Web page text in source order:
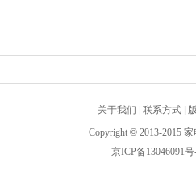
关于我们 联系方式
Copyright © 2013-2015
京ICP备13046091号